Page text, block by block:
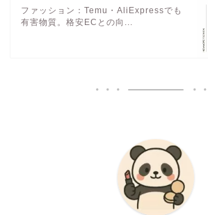
ファッション：Temu・AliExpressでも
有害物質。格安ECとの向...